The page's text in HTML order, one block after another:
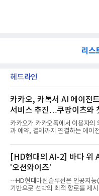
리스
헤드라인
카카오, 카톡서 AI 에이전
서비스 추진…쿠팡이츠와
카카오가 카카오톡에서 이용자의
과 예약, 결제까지 연결하는 에이
행 등으로 적용 범위를 넓혀 AI를
축으로 만들겠다는 구상이다.정신
일 열린 2분기 실적 발표 컨퍼런스
즈 성장 재점화의 핵심이자 주요
을 것"이라며 이같은 AI 사업 전
오는 이날 함께 발표한 2분기 연
대비 9% 증가한 2조985억원, 영
[HD현대의 AI-2] 바다 위
'오션와이즈'
···HD현대마린슬루선은 인공지
기반으로 선박의 최적 항로를 제